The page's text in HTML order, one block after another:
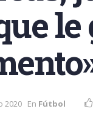
2020 En Fútbol